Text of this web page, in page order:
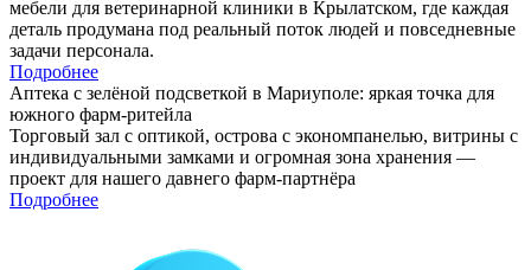
мебели для ветеринарной клиники в Крылатском, где каждая
деталь продумана под реальный поток людей и повседневные
задачи персонала.
Подробнее
Аптека с зелёной подсветкой в Мариуполе: яркая точка для
южного фарм-ритейла
Торговый зал с оптикой, острова с экономпанелью, витрины с
индивидуальными замками и огромная зона хранения —
проект для нашего давнего фарм-партнёра
Подробнее